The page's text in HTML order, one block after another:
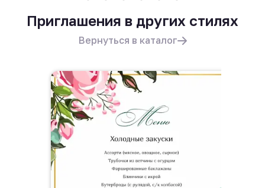
Приглашения в других стилях
Вернуться в каталог